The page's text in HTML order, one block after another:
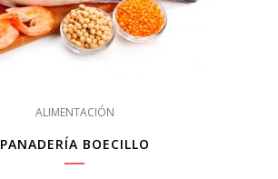
ALIMENTACIÓN
PANADERÍA BOECILLO